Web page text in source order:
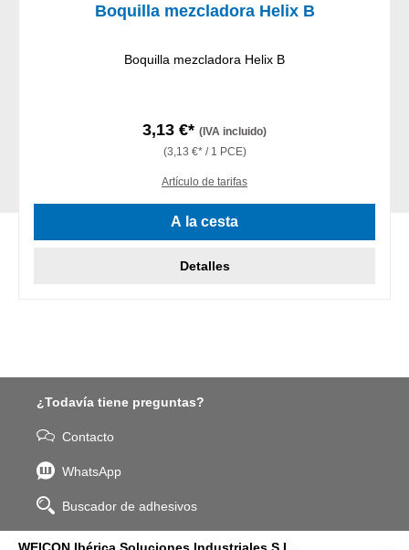
Boquilla mezcladora Helix B
Boquilla mezcladora Helix B
3,13 €* (IVA incluido)
(3,13 €* / 1 PCE)
Artículo de tarifas
A la cesta
Detalles
¿Todavía tiene preguntas?
Contacto
WhatsApp
Buscador de adhesivos